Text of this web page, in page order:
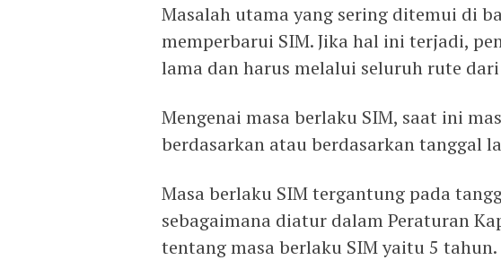
Masalah utama yang sering ditemui di
memperbarui SIM. Jika hal ini terjadi,
lama dan harus melalui seluruh rute
Mengenai masa berlaku SIM, saat ini
berdasarkan atau berdasarkan tanggal
Masa berlaku SIM tergantung pada
sebagaimana diatur dalam Peraturan
tentang masa berlaku SIM yaitu 5 tahun.